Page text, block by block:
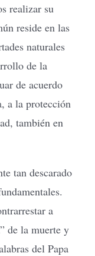
realizar su
reside en las
naturales
de la
de acuerdo
a la protección
también en
tan descarado
a
de la muerte y
del Papa